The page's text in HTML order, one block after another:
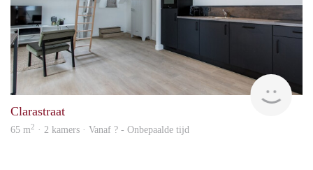
Clarastraat
65 m2 · 2 kamers · Vanaf ? - Onbepaalde tijd